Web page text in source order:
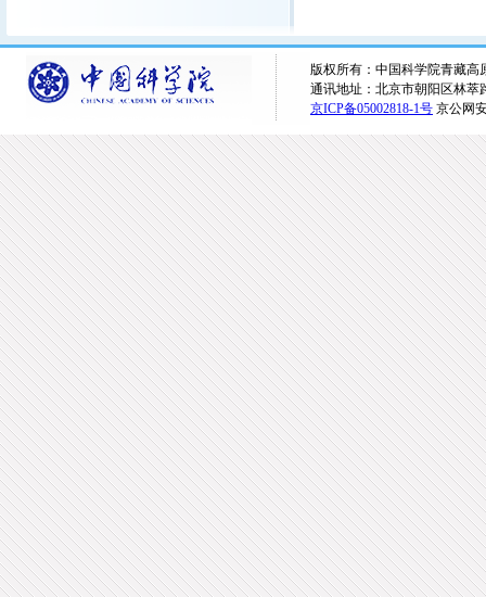
版权所有：中国科学院青藏高
通讯地址：北京市朝阳区林萃
京ICP备05002818-1号 京公网